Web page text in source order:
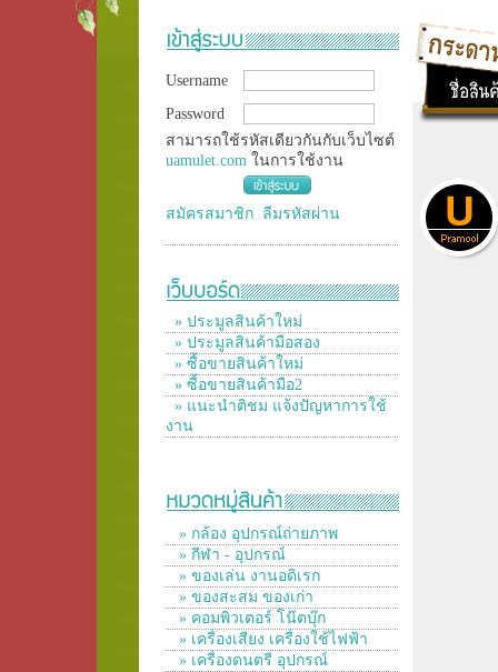
Username
Password
สามารถใช้รหัสเดียวกันกับเว็บไซต์
uamulet.com ในการใช้งาน
สมัครสมาชิก ลืมรหัสผ่าน
» ประมูลสินค้าใหม่
» ประมูลสินค้ามือสอง
» ซื้อขายสินค้าใหม่
» ซื้อขายสินค้ามือ2
» แนะนำติชม แจ้งปัญหาการใช้
งาน
» กล้อง อุปกรณ์ถ่ายภาพ
» กีฬา - อุปกรณ์
» ของเล่น งานอดิเรก
» ของสะสม ของเก่า
» คอมพิวเตอร์ โน๊ตบุ๊ก
» เครื่องเสียง เครื่องใช้ไฟฟ้า
» เครื่องดนตรี อุปกรณ์